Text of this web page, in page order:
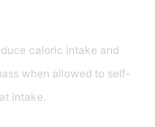
caloric intake and
when allowed to self-
intake.